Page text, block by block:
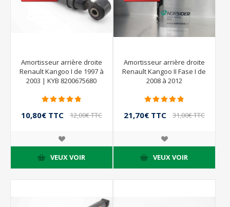
Amortisseur arrière droite
Renault Kangoo I de 1997 à
2003 | KYB 8200675680
10,80€ TTC 12,00€ TTC
VEUX VOIR
Amortisseur arrière droite
Renault Kangoo II Fase I de
2008 à 2012
21,70€ TTC 31,00€ TTC
VEUX VOIR